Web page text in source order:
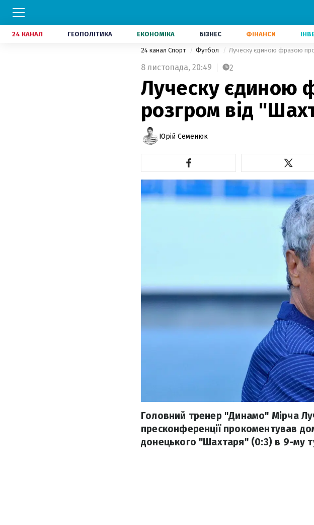
24 КАНАЛ ГЕОПОЛІТИКА ЕКОНОМІКА БІЗНЕС ФІНАНСИ
24 канал Спорт Футбол Луческу єдиною фразою
8 листопада, 20:49 2
Луческу єдиною
розгром від
Юрій Семенюк
Головний тренер "Динамо" Мірча
пресконференції прокоментував
донецького "Шахтаря" (0:3) в 9-му